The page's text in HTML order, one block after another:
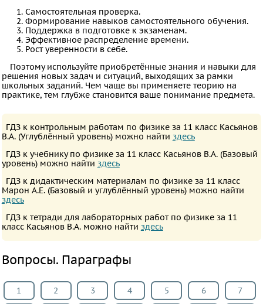
Самостоятельная проверка.
Формирование навыков самостоятельного обучения.
Поддержка в подготовке к экзаменам.
Эффективное распределение времени.
Рост уверенности в себе.
Поэтому используйте приобретённые знания и навыки для
решения новых задач и ситуаций, выходящих за рамки
школьных заданий. Чем чаще вы применяете теорию на
практике, тем глубже становится ваше понимание предмета.
ГДЗ к контрольным работам по физике за 11 класс Касьянов
В.А. (Углублённый уровень) можно найти здесь
ГДЗ к учебнику по физике за 11 класс Касьянов В.А. (Базовый
уровень) можно найти здесь
ГДЗ к дидактическим материалам по физике за 11 класс
Марон А.Е. (Базовый и углублённый уровень) можно найти
здесь
ГДЗ к тетради для лабораторных работ по физике за 11
класс Касьянов В.А. можно найти здесь
Вопросы. Параграфы
1 2 3 4 5 6 7